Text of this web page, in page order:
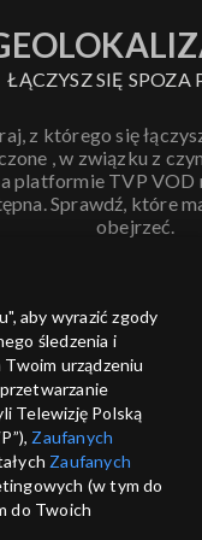
ŁĄCZYSZ SIĘ SPOZA
z którego się
, w związku z
platformie TVP VOD
Sprawdź, które
obejrzeć.
ANULUJ
aby wyrazić zgody
śledzenia i
urządzeniu
Telewizję Polską
Zaufanych
Zaufanych
(w tym do
do Twoich